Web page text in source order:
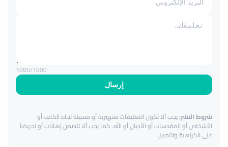
إرسال
1000/1000
شروط النشر:يجب ألا تكون التعليقات تشهيرية أو مسيئة تجاه الكاتب أو
الأشخاص أو المقدسات أو الأديان أو الله. كما يجب ألا تتضمن إهانات أو تحريضاً
على الكراهية والتمييز.